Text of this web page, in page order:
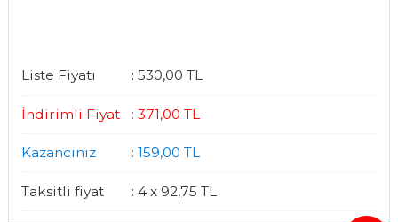
Liste Fiyatı : 530,00 TL
İndirimli Fiyat : 371,00 TL
Kazancınız : 159,00 TL
Taksitli fiyat : 4 x 92,75 TL